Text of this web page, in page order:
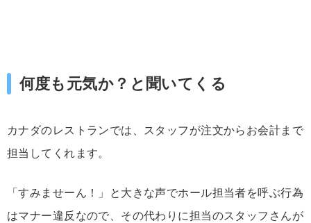
何度も元気か？と聞いてくる
カナダのレストランでは、スタッフが注文からお会計まで
担当してくれます。
「すみませーん！」と大きな声でホール担当者を呼ぶ行為
はマナー違反なので、その代わりに担当のスタッフさんが